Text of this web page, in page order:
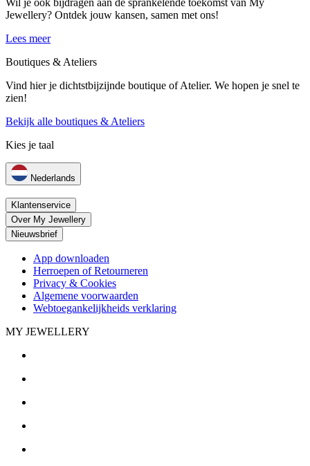
Wil je ook bijdragen aan de sprankelende toekomst van My
Jewellery? Ontdek jouw kansen, samen met ons!
Lees meer
Boutiques & Ateliers
Vind hier je dichtstbijzijnde boutique of Atelier. We hopen je snel te
zien!
Bekijk alle boutiques & Ateliers
Kies je taal
Nederlands
Klantenservice
Over My Jewellery
Nieuwsbrief
App downloaden
Herroepen of Retourneren
Privacy & Cookies
Algemene voorwaarden
Webtoegankelijkheids verklaring
MY JEWELLERY